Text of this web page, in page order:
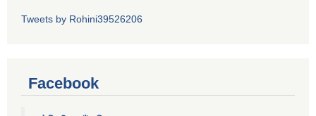
Tweets by Rohini39526206
Facebook